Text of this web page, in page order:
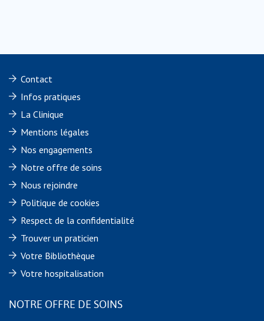
Contact
Infos pratiques
La Clinique
Mentions légales
Nos engagements
Notre offre de soins
Nous rejoindre
Politique de cookies
Respect de la confidentialité
Trouver un praticien
Votre Bibliothèque
Votre hospitalisation
NOTRE OFFRE DE SOINS